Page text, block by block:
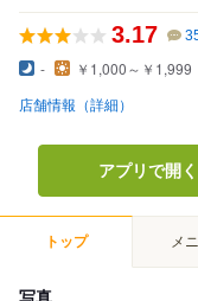
3.17
- ￥1,000～￥1,999
店舗情報（詳細）
アプリで開く
トップ メ